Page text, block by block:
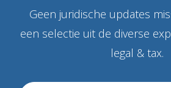
Geen juridische updates
een selectie uit de diverse
legal & tax.